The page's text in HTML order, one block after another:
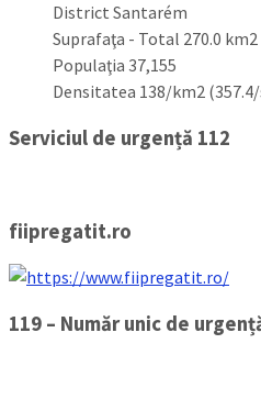
District Santarém
Suprafaţa - Total 270.0 km2
Populaţia 37,155
Densitatea 138/km2
Serviciul de urgență 112
fiipregatit.ro
119 – Număr unic de